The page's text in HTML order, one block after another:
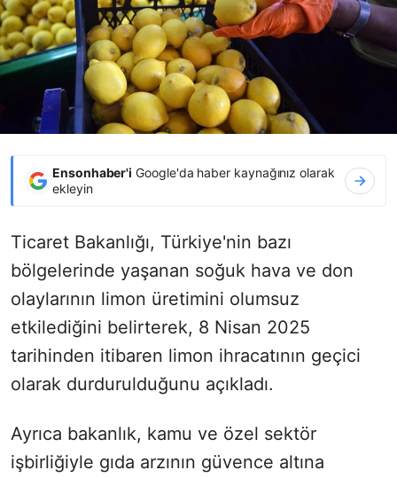
Ensonhaber'i Google'da haber kaynağınız olarak
ekleyin
Ticaret Bakanlığı, Türkiye'nin bazı
bölgelerinde yaşanan soğuk hava ve don
olaylarının limon üretimini olumsuz
etkilediğini belirterek, 8 Nisan 2025
tarihinden itibaren limon ihracatının geçici
olarak durdurulduğunu açıkladı.
Ayrıca bakanlık, kamu ve özel sektör
işbirliğiyle gıda arzının güvence altına